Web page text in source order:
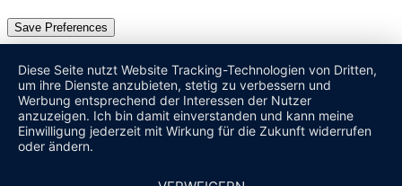
Diese Seite nutzt Website Tracking-Technologien von Dritten,
um ihre Dienste anzubieten, stetig zu verbessern und
Werbung entsprechend der Interessen der Nutzer
anzuzeigen. Ich bin damit einverstanden und kann meine
Einwilligung jederzeit mit Wirkung für die Zukunft widerrufen
oder ändern.